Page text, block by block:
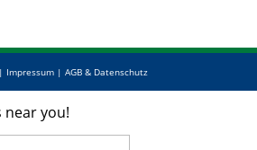
| Impressum | AGB & Datenschutz
near you!